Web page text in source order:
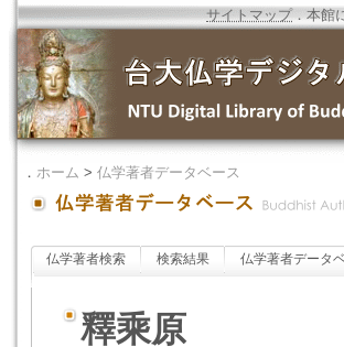
サイトマップ．本館
． ホーム > 仏学著者データベース
仏学著者検索 検索結果 仏学著者データ
釋乘原